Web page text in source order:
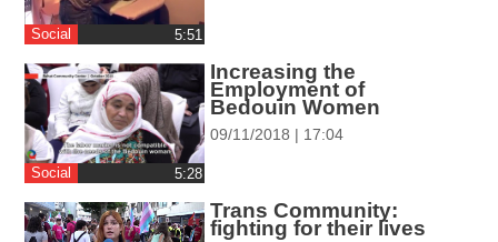
font_download
סימון קישורים
cached
איפוס
flag
השארת
משוב
Social ‎5:51
Social ‎5:28
Increasing the
Employment of
Bedouin Women
09/11/2018 | 17:04
Trans Community:
fighting for their lives